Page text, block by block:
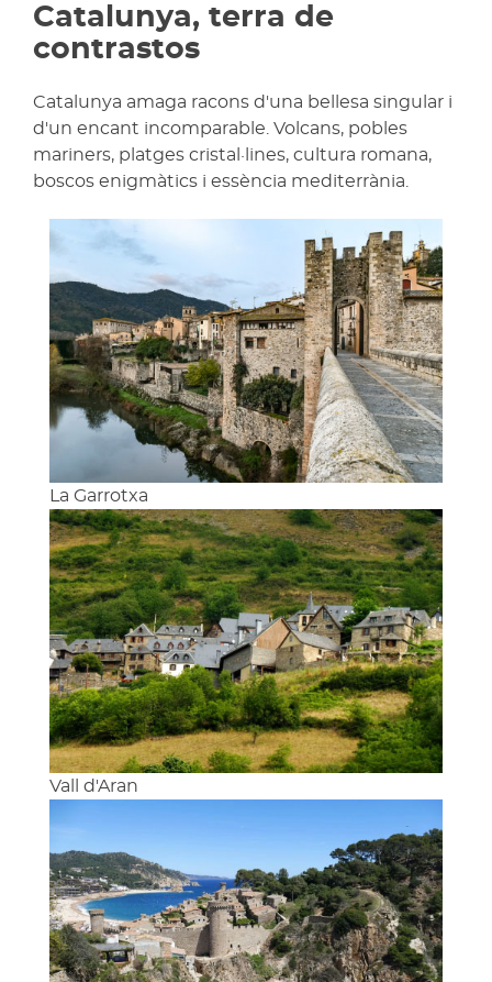
Catalunya, terra de
contrastos
Catalunya amaga racons d'una bellesa singular i
d'un encant incomparable. Volcans, pobles
mariners, platges cristal·lines, cultura romana,
boscos enigmàtics i essència mediterrània.
La Garrotxa
Vall d'Aran